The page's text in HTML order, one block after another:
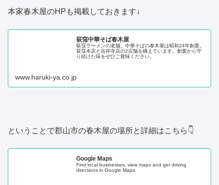
本家春木屋のHPも掲載しておきます↓
荻窪中華そば春木屋
荻窪ラーメンの老舗、中華そばの春木屋は昭和24年創業。
荻窪本店と吉祥寺店の2店舗を構えています。創業から守
り続けた味をぜひご賞味ください。
www.haruki-ya.co.jp
ということで郡山市の春木屋の場所と詳細はこちら👇
Google Maps
Find local businesses, view maps and get driving
directions in Google Maps.